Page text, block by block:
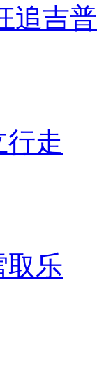
追吉
行走
取乐